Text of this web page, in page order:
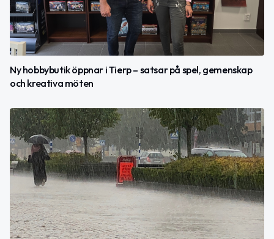
Ny hobbybutik öppnar i Tierp – satsar på spel, gemenskap
och kreativa möten